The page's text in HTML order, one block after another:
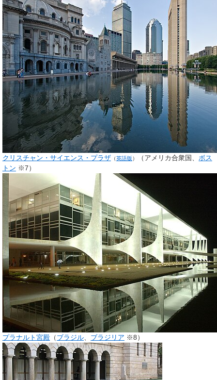
クリスチャン・サイエンス・プラザ （英語版 ） （アメリカ合衆国、 ボス
トン ※7）
プラナルト宮殿 （ブラジル ブラジリア ※8）